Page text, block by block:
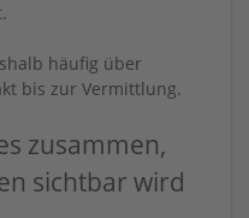
häufig über
bis zur Vermittlung.
zusammen,
sichtbar wird